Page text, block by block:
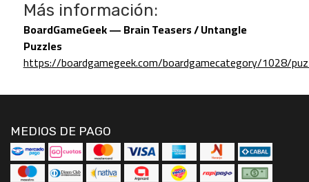
Más información:
BoardGameGeek — Brain Teasers / Untangle
Puzzles
https://boardgamegeek.com/boardgamecategory/1028/
MEDIOS DE PAGO